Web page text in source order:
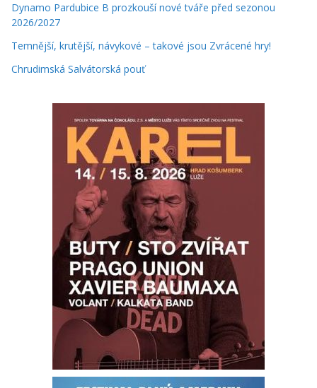
Dynamo Pardubice B prozkouší nové tváře před sezonou
2026/2027
Temnější, krutější, návykové – takové jsou Zvrácené hry!
Chrudimská Salvátorská pouť